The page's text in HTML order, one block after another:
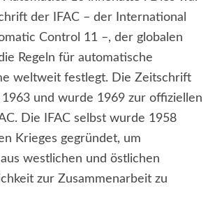
der IFAC – der International
Control 11 –, der globalen
Regeln für automatische
weltweit festlegt. Die Zeitschrift
und wurde 1969 zur offiziellen
Die IFAC selbst wurde 1958
Krieges gegründet, um
westlichen und östlichen
zur Zusammenarbeit zu